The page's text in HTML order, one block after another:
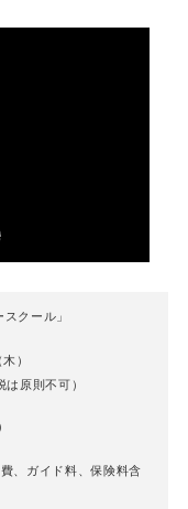
クール」
）
原則不可）
、ガイド料、保険料含